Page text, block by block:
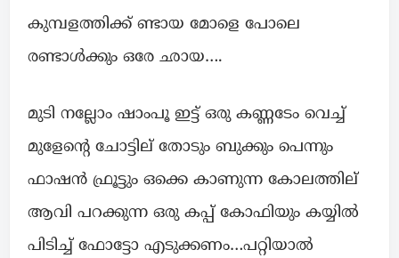
കുമ്പളത്തിക്ക് ണ്ടായ മോളെ പോലെ
രണ്ടാൾക്കും ഒരേ ഛായ….
മുടി നല്ലോം ഷാംപൂ ഇട്ട് ഒരു കണ്ണടേം വെച്ച്
മുളേൻ്റെ ചോട്ടില് തോടും ബുക്കും പെന്നും
ഫാഷൻ ഫ്രൂട്ടും ഒക്കെ കാണുന്ന കോലത്തില്
ആവി പറക്കുന്ന ഒരു കപ്പ് കോഫിയും കയ്യിൽ
പിടിച്ച് ഫോട്ടോ എടുക്കണം…പറ്റിയാൽ